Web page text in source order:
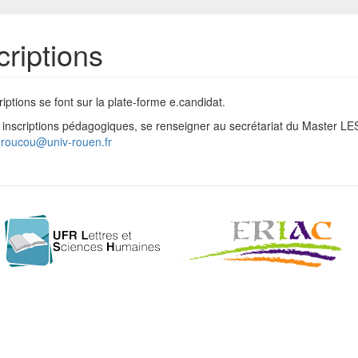
se font sur la plate-forme e.candidat.
pédagogiques, se renseigner au secrétariat du Master
rouen.fr